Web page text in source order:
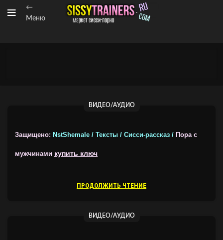
←
Меню
ВИДЕО/АУДИО
Защищено: NstShemale / Тексты / Сисси-рассказ / Пора с
мужчинами купить ключ
ПРОДОЛЖИТЬ ЧТЕНИЕ
ВИДЕО/АУДИО